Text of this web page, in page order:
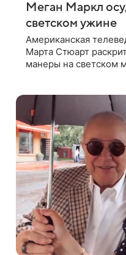
Меган Маркл
светском ужине
Американская
Марта Стюарт
манеры на светском